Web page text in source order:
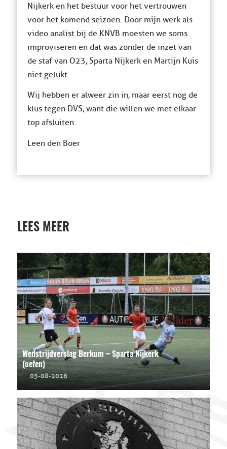
Nijkerk en het bestuur voor het vertrouwen
voor het komend seizoen. Door mijn werk als
video analist bij de KNVB moesten we soms
improviseren en dat was zonder de inzet van
de staf van O23, Sparta Nijkerk en Martijn Kuis
niet gelukt.
Wij hebben er alweer zin in, maar eerst nog de
klus tegen DVS, want die willen we met elkaar
top afsluiten.
Leen den Boer
LEES MEER
Wedstrijdverslag Berkum – Sparta Nijkerk
(oefen)
05-08-2026